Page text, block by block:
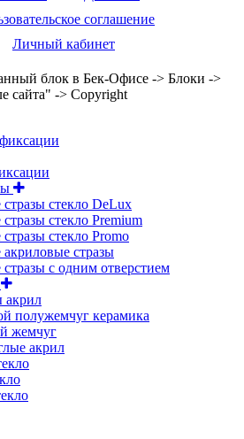
соглашение
Личный кабинет
блок в Бек-Офисе -> Блоки ->
сайта" -> Copyright
стекло DeLux
стекло Premium
стекло Promo
стразы
с одним отверстием
акрил
полужемчуг керамика
жемчуг
акрил